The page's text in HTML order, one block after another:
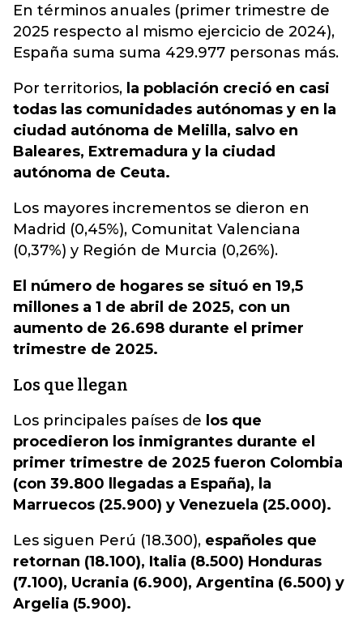
En términos anuales (primer trimestre de
2025 respecto al mismo ejercicio de 2024),
España suma suma 429.977 personas más.
Por territorios, la población creció en casi
todas las comunidades autónomas y en la
ciudad autónoma de Melilla, salvo en
Baleares, Extremadura y la ciudad
autónoma de Ceuta.
Los mayores incrementos se dieron en
Madrid (0,45%), Comunitat Valenciana
(0,37%) y Región de Murcia (0,26%).
El número de hogares se situó en 19,5
millones a 1 de abril de 2025, con un
aumento de 26.698 durante el primer
trimestre de 2025.
Los que llegan
Los principales países de los que
procedieron los inmigrantes durante el
primer trimestre de 2025 fueron Colombia
(con 39.800 llegadas a España), la
Marruecos (25.900) y Venezuela (25.000).
Les siguen Perú (18.300), españoles que
retornan (18.100), Italia (8.500) Honduras
(7.100), Ucrania (6.900), Argentina (6.500) y
Argelia (5.900).